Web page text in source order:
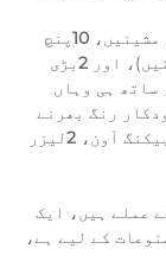
10پنچ
اور 2بڑی
ساتھ ہی وہاں
رنگ بھرنے
آون، 2لیزر
کے عملے ہیں، ایک
کے لیے ہے،